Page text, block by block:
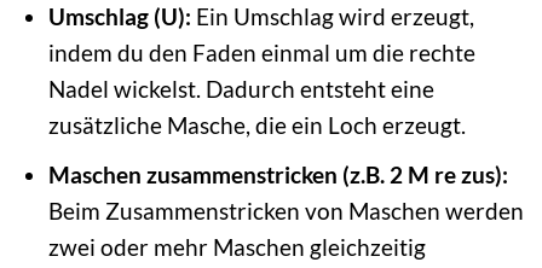
Umschlag (U): Ein Umschlag wird erzeugt,
indem du den Faden einmal um die rechte
Nadel wickelst. Dadurch entsteht eine
zusätzliche Masche, die ein Loch erzeugt.
Maschen zusammenstricken (z.B. 2 M re zus):
Beim Zusammenstricken von Maschen werden
zwei oder mehr Maschen gleichzeitig